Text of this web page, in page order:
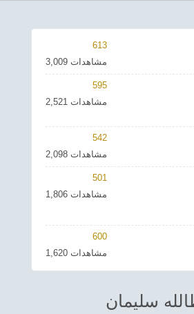
613
3,009 مشاهدات
595
2,521 مشاهدات
542
2,098 مشاهدات
501
1,806 مشاهدات
600
1,620 مشاهدات
سليمان